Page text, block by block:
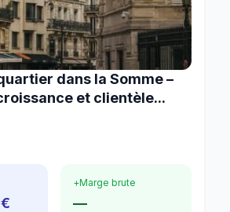
dans la Somme –
et clientèle...
+Marge brute
—